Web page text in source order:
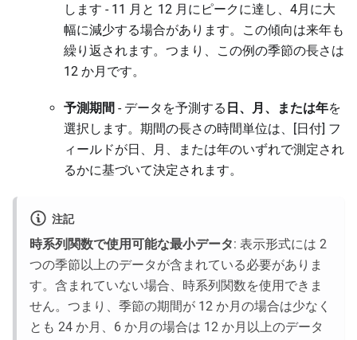
します - 11 月と 12 月にピークに達し、4月に大
幅に減少する場合があります。この傾向は来年も
繰り返されます。つまり、この例の季節の長さは
12 か月です。
予測期間 - データを予測する 日、月、または年を
選択します。期間の長さの時間単位は、[日付] フ
ィールドが日、月、または年のいずれで測定され
るかに基づいて決定されます。
注記
時系列関数で使用可能な最小データ: 表示形式には 2
つの季節以上のデータが含まれている必要がありま
す。含まれていない場合、時系列関数を使用できま
せん。つまり、季節の期間が 12 か月の場合は少なく
とも 24 か月、6 か月の場合は 12 か月以上のデータ